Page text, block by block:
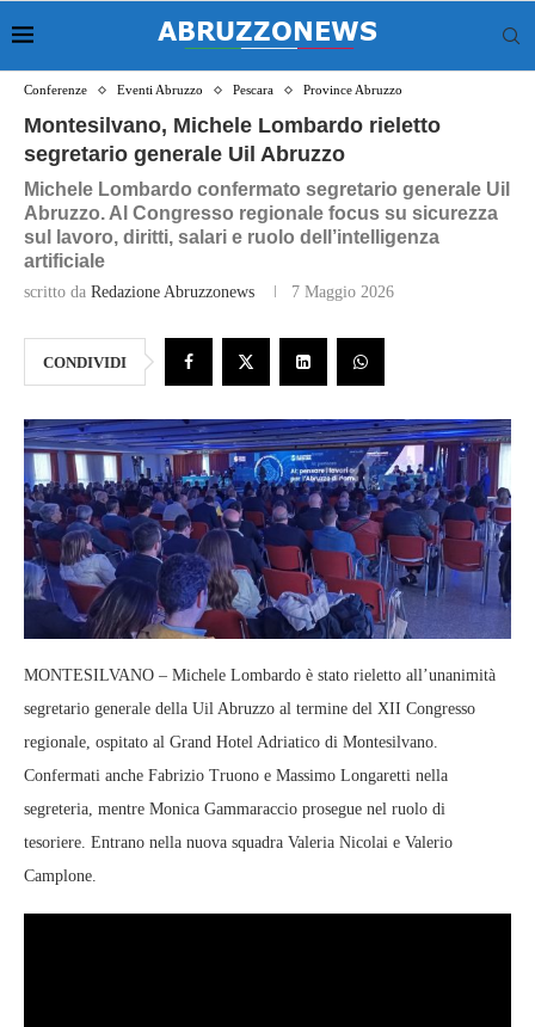
Conferenze Eventi Abruzzo Pescara Province Abruzzo
Montesilvano, Michele Lombardo rieletto
segretario generale Uil Abruzzo
Michele Lombardo confermato segretario generale Uil
Abruzzo. Al Congresso regionale focus su sicurezza
sul lavoro, diritti, salari e ruolo dell’intelligenza
artificiale
scritto da Redazione Abruzzonews 7 Maggio 2026
CONDIVIDI
MONTESILVANO – Michele Lombardo è stato rieletto all’unanimità
segretario generale della Uil Abruzzo al termine del XII Congresso
regionale, ospitato al Grand Hotel Adriatico di Montesilvano.
Confermati anche Fabrizio Truono e Massimo Longaretti nella
segreteria, mentre Monica Gammaraccio prosegue nel ruolo di
tesoriere. Entrano nella nuova squadra Valeria Nicolai e Valerio
Camplone.